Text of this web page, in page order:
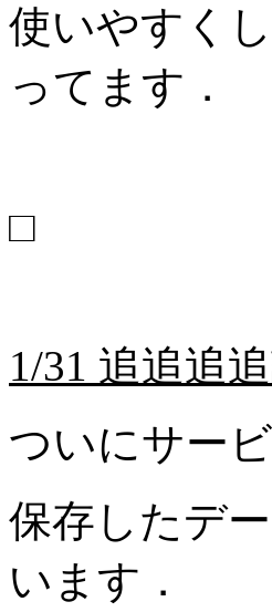
使いやすく
ってます．
□
1/31 追追追
ついにサー
保存したデ
います．